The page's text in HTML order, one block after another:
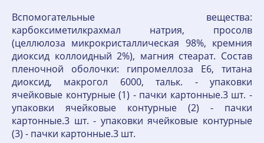
Вспомогательные вещества:
карбоксиметилкрахмал натрия, просолв
(целлюлоза микрокристаллическая 98%, кремния
диоксид коллоидный 2%), магния стеарат. Состав
пленочной оболочки: гипромеллоза E6, титана
диоксид, макрогол 6000, тальк. - упаковки
ячейковые контурные (1) - пачки картонные.3 шт. -
упаковки ячейковые контурные (2) - пачки
картонные.3 шт. - упаковки ячейковые контурные
(3) - пачки картонные.3 шт.